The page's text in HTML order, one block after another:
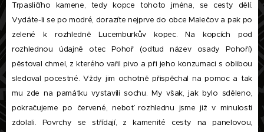
Trpasličího kamene, tedy kopce tohoto jména, se cesty dělí.
Vydáte-li se po modré, dorazíte nejprve do obce Malečov a pak po
zelené k rozhledně Lucemburkův kopec. Na kopcích pod
rozhlednou údajně otec Pohoř (odtud název osady Pohoří)
pěstoval chmel, z kterého vařil pivo a při jeho konzumaci s oblibou
sledoval pocestné. Vždy jim ochotně přispěchal na pomoc a tak
mu zde na památku vystavili sochu. My však, jak bylo sděleno,
pokračujeme po červené, neboť rozhlednu jsme již v minulosti
zdolali. Povrchy se střídají, z kamenité cesty na panelovou,